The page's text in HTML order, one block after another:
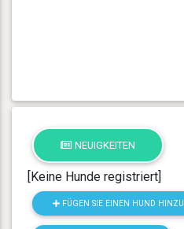
NEUIGKEITEN
[Keine Hunde registriert]
FÜGEN SIE EINEN HUND HINZU